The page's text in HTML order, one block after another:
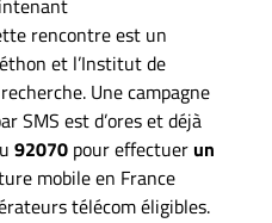
rencontre est un
et l’Institut de
Une campagne
SMS est d’ores et déjà
92070 pour effectuerun
mobile en France
télécom éligibles.